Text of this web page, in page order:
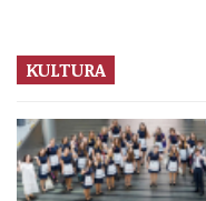
KULTURA